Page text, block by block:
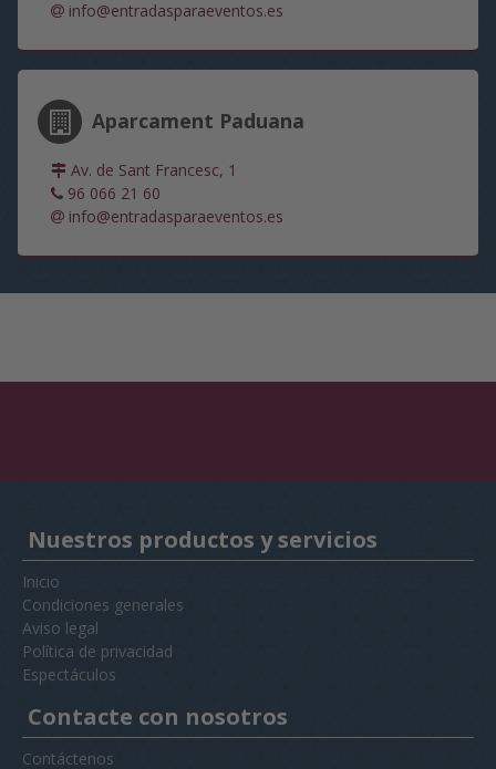
info@entradasparaeventos.es
Aparcament Paduana
Av. de Sant Francesc, 1
96 066 21 60
info@entradasparaeventos.es
Nuestros productos y servicios
Inicio
Condiciones generales
Aviso legal
Política de privacidad
Espectáculos
Contacte con nosotros
Contáctenos